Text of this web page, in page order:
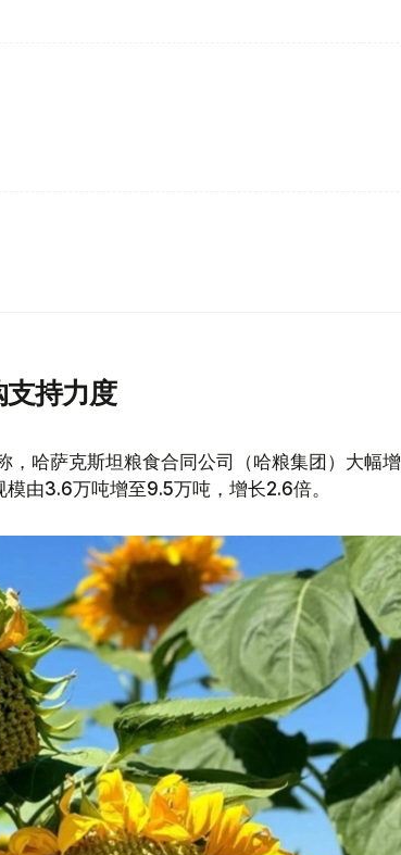
持力度
，哈萨克斯坦粮食合同公司（哈粮集团）大幅增
由3.6万吨增至9.5万吨，增长2.6倍。